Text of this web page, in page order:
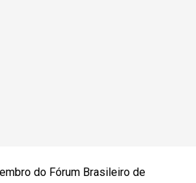
do Fórum Brasileiro de